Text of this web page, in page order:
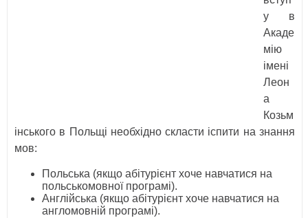
у в
Акаде
мію
імені
Леон
а
Козьм
інського в Польщі необхідно скласти іспити на знання
мов:
Польська (якщо абітурієнт хоче навчатися на
польськомовної програмі).
Англійська (якщо абітурієнт хоче навчатися на
англомовній програмі).